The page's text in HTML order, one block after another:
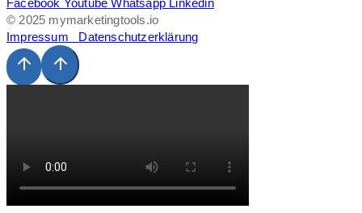
© 2025 mymarketingtools.io
Impressum Datenschutzerklärung